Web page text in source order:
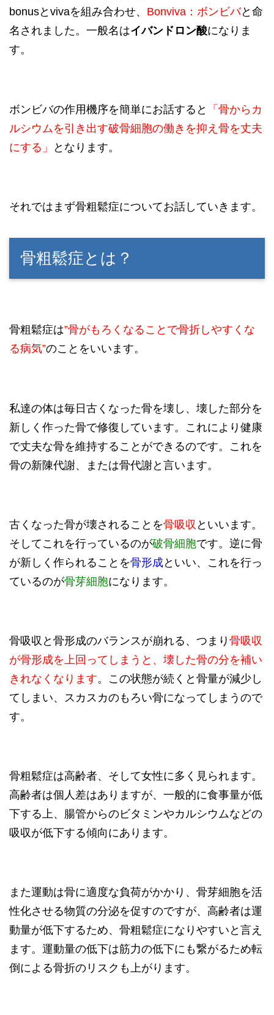
bonusとvivaを組み合わせ、 Bonviva：ボンビバと命
名されました。一般名はイバンドロン酸になりま
す。
ボンビバの作用機序を簡単にお話すると
「骨からカ
ルシウムを引き出す破骨細胞の働きを抑え骨を丈夫
にする」
となります。
それではまず骨粗鬆症についてお話していきます。
骨粗鬆症とは？
骨粗鬆症は”骨がもろくなることで骨折しやすくな
る病気”のことをいいます。
私達の体は毎日古くなった骨を壊し、壊した部分を
新しく作った骨で修復しています。これにより健康
で丈夫な骨を維持することができるのです。これを
骨の新陳代謝、または骨代謝と言います。
古くなった骨が壊されることを骨吸収 といいます。
そしてこれを行っているのが破骨細胞です。逆に骨
が新しく作られることを骨形成といい、これを行っ
ているのが骨芽細胞になります。
骨吸収と骨形成のバランスが崩れる、つまり 骨吸収
が骨形成を上回ってしまうと、壊した骨の分を補い
きれなくなります。この状態が続くと骨量が減少し
てしまい、スカスカのもろい骨になってしまうので
す。
骨粗鬆症は高齢者、そして女性に多く見られます。
高齢者は個人差はありますが、一般的に食事量が低
下する上、腸管からのビタミンやカルシウムなどの
吸収が低下する傾向にあります。
また運動は骨に適度な負荷がかかり、骨芽細胞を活
性化させる物質の分泌を促すのですが、高齢者は運
動量が低下するため、骨粗鬆症になりやすいと言え
ます。運動量の低下は筋力の低下にも繋がるため転
倒による骨折のリスクも上がります。